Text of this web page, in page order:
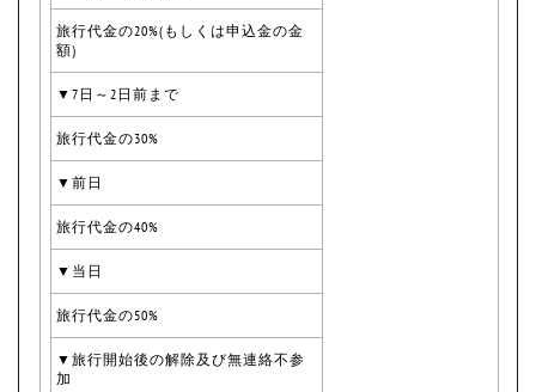
旅行代金の20%(もしくは申込金の金
額)
▼7日～2日前まで
旅行代金の30%
▼前日
旅行代金の40%
▼当日
旅行代金の50%
▼旅行開始後の解除及び無連絡不参
加